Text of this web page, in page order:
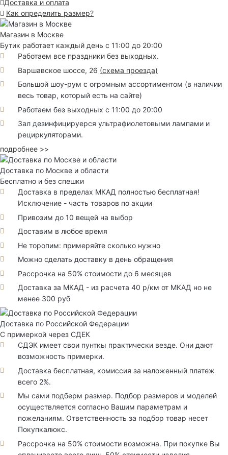
Доставка и оплата
Как определить размер?
Магазин в Москве
Бутик работает каждый день с 11:00 до 20:00
Работаем все праздники без выходных.
Варшавское шоссе, 26 (схема проезда)
Большой шоу-рум с огромным ассортиментом (в наличии
весь товар, который есть на сайте)
Работаем без выходных с 11:00 до 20:00
Зал дезинфицируерся ультрафиолетовыми лампами и
рециркуляторами.
подробнее >>
Доставка по Москве и области
Бесплатно и без спешки
Доставка в пределах МКАД полностью бесплатная!
Исключение - часть товаров по акции
Привозим до 10 вещей на выбор
Доставим в любое время
Не торопим: примеряйте сколько нужно
Можно сделать доставку в день обращения
Рассрочка на 50% стоимости до 6 месяцев
Доставка за МКАД - из расчета 40 р/км от МКАД но не
менее 300 руб
Доставка по Российской Федерации
С примеркой через СДЕК
СДЭК имеет свои пунткы практически везде. Они дают
возможность примерки.
Доставка бесплатная, комиссия за наложенный платеж
всего 2%.
Мы сами подберм размер. Подбор размеров и моделей
осуществляется согласно Вашим параметрам и
пожеланиям. Ответственность за подбор товар несет
Покупкалюкс.
Рассрочка на 50% стоимости возможна. При покупке Вы